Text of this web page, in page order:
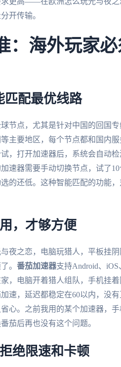
开传输。
：海外玩家
匹配最优线路
节点，尤其是针对中国的回国专
主要地区，每个节点都和国内
打开加速器后，系统会自动
速器需要手动切换节点，试了
的还低。这种智能匹配的功能
，才够方便
夜之恋，电脑玩猎人，平板挂
。 番茄加速器支持Android、iOS
，电脑开着猎人组队，手机挂
速，延迟都稳定在60以内，没
心。之前我用的某个加速器，
茄后再也没有这个问题。
绝限速和卡顿